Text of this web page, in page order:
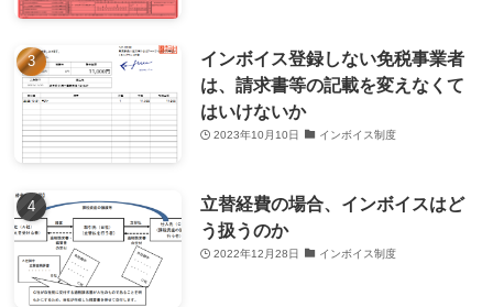
インボイス登録しない免税事業者
は、請求書等の記載を変えなくて
はいけないか
2023年10月10日 インボイス制度
立替経費の場合、インボイスはど
う扱うのか
2022年12月28日 インボイス制度